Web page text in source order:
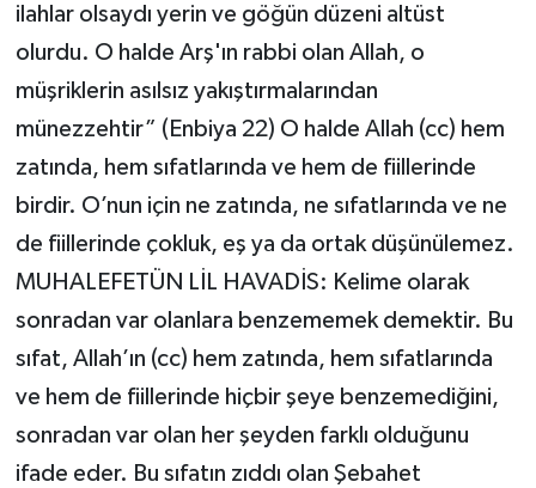
ilahlar olsaydı yerin ve göğün düzeni altüst
olurdu. O halde Arş'ın rabbi olan Allah, o
müşriklerin asılsız yakıştırmalarından
münezzehtir” (Enbiya 22) O halde Allah (cc) hem
zatında, hem sıfatlarında ve hem de fiillerinde
birdir. O’nun için ne zatında, ne sıfatlarında ve ne
de fiillerinde çokluk, eş ya da ortak düşünülemez.
MUHALEFETÜN LİL HAVADİS: Kelime olarak
sonradan var olanlara benzememek demektir. Bu
sıfat, Allah’ın (cc) hem zatında, hem sıfatlarında
ve hem de fiillerinde hiçbir şeye benzemediğini,
sonradan var olan her şeyden farklı olduğunu
ifade eder. Bu sıfatın zıddı olan Şebahet